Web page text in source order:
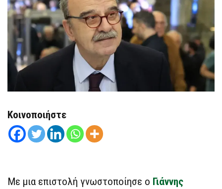
Κοινοποιήστε
Με μια επιστολή γνωστοποίησε ο Γιάννης